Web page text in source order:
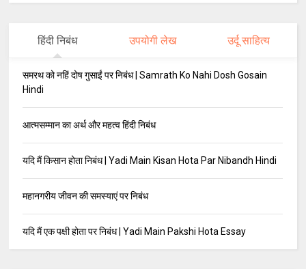
हिंदी निबंध उपयोगी लेख उर्दू साहित्य
समरथ को नहिं दोष गुसाईं पर निबंध | Samrath Ko Nahi Dosh Gosain
Hindi
आत्मसम्मान का अर्थ और महत्व हिंदी निबंध
यदि मैं किसान होता निबंध | Yadi Main Kisan Hota Par Nibandh Hindi
महानगरीय जीवन की समस्याएं पर निबंध
यदि मैं एक पक्षी होता पर निबंध | Yadi Main Pakshi Hota Essay